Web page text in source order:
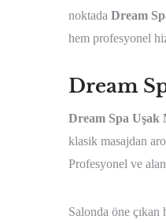
noktada Dream
hem profesyonel
Dream
Dream Spa Uşak
klasik masajdan
Profesyonel ve
Salonda öne çıkan